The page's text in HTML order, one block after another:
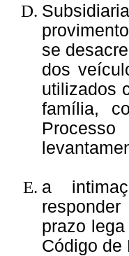
se
dos
utilizados
família,
a
prazo
Código de